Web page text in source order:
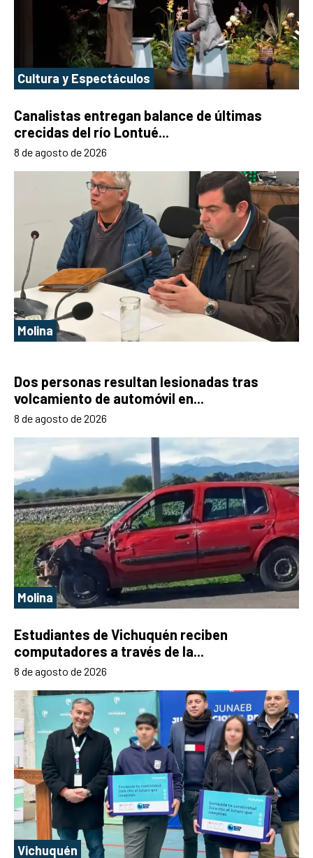
Cultura y Espectáculos
Canalistas entregan balance de últimas
crecidas del río Lontué...
8 de agosto de 2026
Molina
Dos personas resultan lesionadas tras
volcamiento de automóvil en...
8 de agosto de 2026
Molina
Estudiantes de Vichuquén reciben
computadores a través de la...
8 de agosto de 2026
Vichuquén